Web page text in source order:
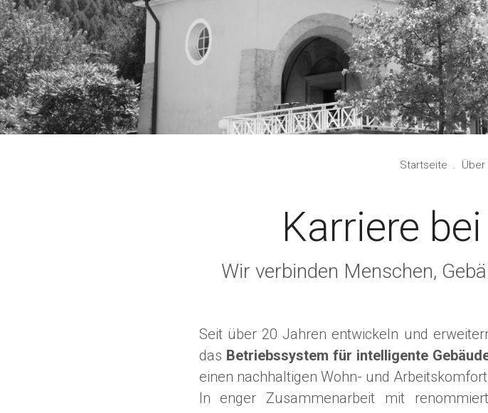
Startseite . Über
Karriere
Wir verbinden Menschen,
Seit über 20 Jahren entwickeln und
das Betriebssystem für intelligente
einen nachhaltigen Wohn- und
In enger Zusammenarbeit mit